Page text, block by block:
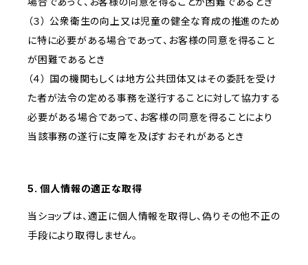
（３） 公衆衛生の向上又は児童の健全な育成の推進のため
に特に必要がある場合であって、お客様の同意を得ること
が困難であるとき
（４） 国の機関もしくは地方公共団体又はその委託を受け
た者が法令の定める事務を遂行することに対して協力する
必要がある場合であって、お客様の同意を得ることにより
当該事務の遂行に支障を及ぼすおそれがあるとき
5. 個人情報の適正な取得
当ショップは、適正に個人情報を取得し、偽りその他不正の
手段により取得しません。